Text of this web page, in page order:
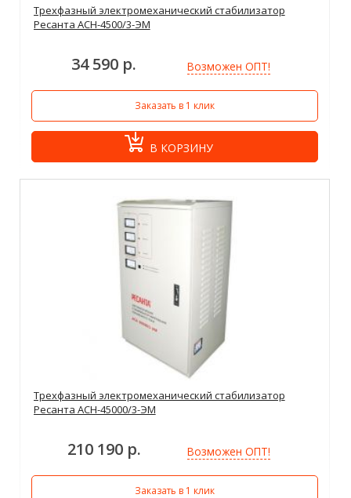
Трехфазный электромеханический стабилизатор
Ресанта АСН-4500/3-ЭМ
34 590 р. Возможен ОПТ!
Заказать в 1 клик
В КОРЗИНУ
Трехфазный электромеханический стабилизатор
Ресанта АСН-45000/3-ЭМ
210 190 р. Возможен ОПТ!
Заказать в 1 клик